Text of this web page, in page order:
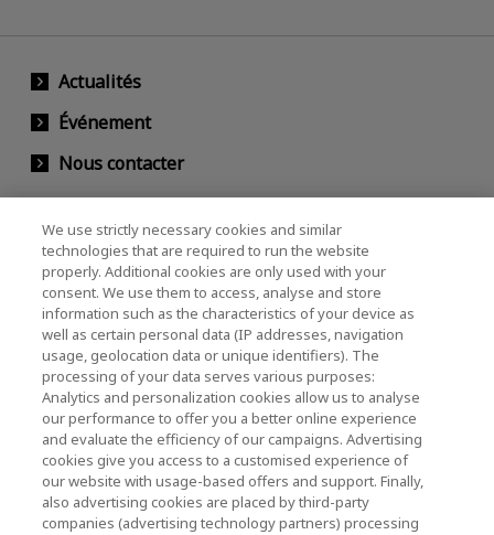
Actualités
Événement
Nous contacter
KIOXIA Holdings Corporation (Relations avec
les entreprises et les investisseurs)
KIOXIA Holdings Corporation Home
Relations avec les investisseurs
Politique de confidentialité
We use strictly necessary cookies and similar
technologies that are required to run the website
properly. Additional cookies are only used with your
consent. We use them to access, analyse and store
information such as the characteristics of your device as
well as certain personal data (IP addresses, navigation
usage, geolocation data or unique identifiers). The
processing of your data serves various purposes:
Analytics and personalization cookies allow us to analyse
our performance to offer you a better online experience
and evaluate the efficiency of our campaigns. Advertising
cookies give you access to a customised experience of
our website with usage-based offers and support. Finally,
also advertising cookies are placed by third-party
companies (advertising technology partners) processing